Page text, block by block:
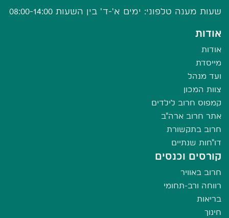
שעות מענה טלפוני: ימים א'-ד' בין השעות 08:00-14:00
אודות
אודות
מייסדת
ועד מנהל
צוות המכון
קמפוס חרוב לילדים
אתר חרוב ארה"ב
חרוב בתקשורת
דו"חות שנתיים
קורסים וכנסים
חרוב באוויר
רווחה ורב-תחומי
בריאות
חינוך